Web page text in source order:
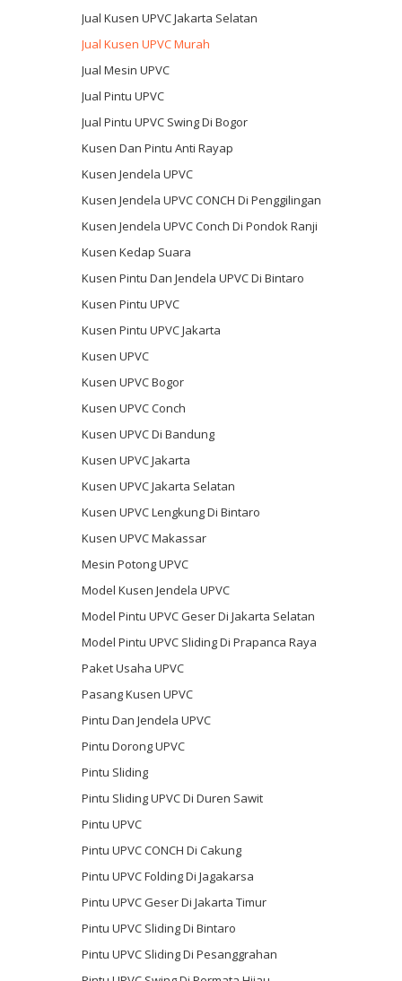
Jual Kusen UPVC Jakarta Selatan
Jual Kusen UPVC Murah
Jual Mesin UPVC
Jual Pintu UPVC
Jual Pintu UPVC Swing Di Bogor
Kusen Dan Pintu Anti Rayap
Kusen Jendela UPVC
Kusen Jendela UPVC CONCH Di Penggilingan
Kusen Jendela UPVC Conch Di Pondok Ranji
Kusen Kedap Suara
Kusen Pintu Dan Jendela UPVC Di Bintaro
Kusen Pintu UPVC
Kusen Pintu UPVC Jakarta
Kusen UPVC
Kusen UPVC Bogor
Kusen UPVC Conch
Kusen UPVC Di Bandung
Kusen UPVC Jakarta
Kusen UPVC Jakarta Selatan
Kusen UPVC Lengkung Di Bintaro
Kusen UPVC Makassar
Mesin Potong UPVC
Model Kusen Jendela UPVC
Model Pintu UPVC Geser Di Jakarta Selatan
Model Pintu UPVC Sliding Di Prapanca Raya
Paket Usaha UPVC
Pasang Kusen UPVC
Pintu Dan Jendela UPVC
Pintu Dorong UPVC
Pintu Sliding
Pintu Sliding UPVC Di Duren Sawit
Pintu UPVC
Pintu UPVC CONCH Di Cakung
Pintu UPVC Folding Di Jagakarsa
Pintu UPVC Geser Di Jakarta Timur
Pintu UPVC Sliding Di Bintaro
Pintu UPVC Sliding Di Pesanggrahan